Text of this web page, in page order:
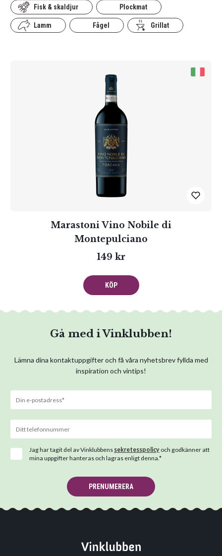
Fisk & skaldjur Plockmat
Lamm Fågel Grillat
Marastoni Vino Nobile di
Montepulciano
149 kr
KÖP
Gå med i Vinklubben!
Lämna dina kontaktuppgifter och få våra nyhetsbrev fyllda med
inspiration och vintips!
Jag har tagit del av Vinklubbens sekretesspolicy och godkänner att
mina uppgifter hanteras och lagras enligt denna.*
PRENUMERERA